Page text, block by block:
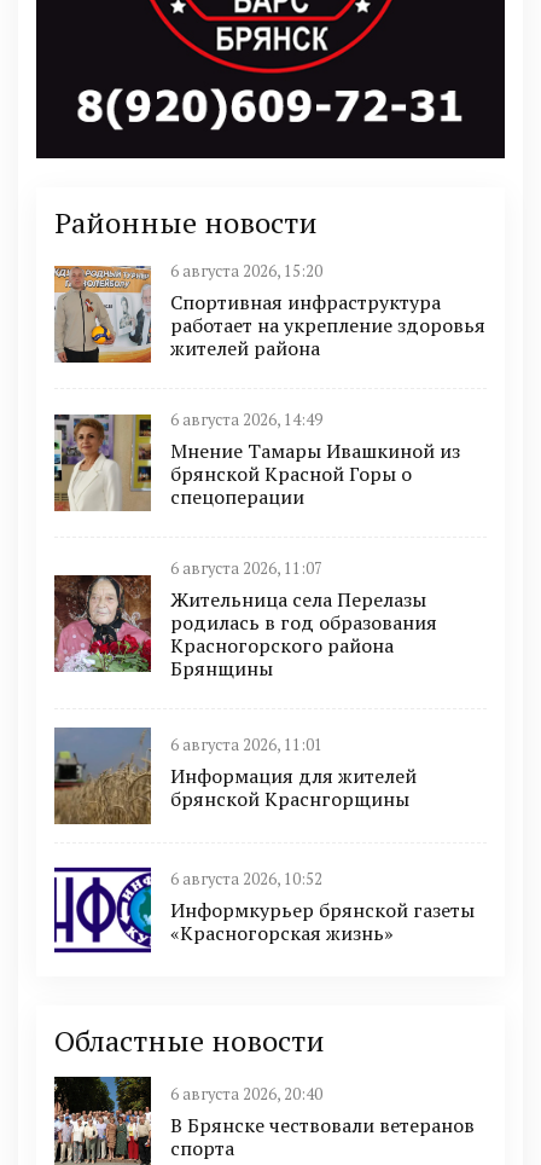
Районные новости
6 августа 2026, 15:20
Спортивная инфраструктура
работает на укрепление здоровья
жителей района
6 августа 2026, 14:49
Мнение Тамары Ивашкиной из
брянской Красной Горы о
спецоперации
6 августа 2026, 11:07
Жительница села Перелазы
родилась в год образования
Красногорского района
Брянщины
6 августа 2026, 11:01
Информация для жителей
брянской Краснгорщины
6 августа 2026, 10:52
Информкурьер брянской газеты
«Красногорская жизнь»
Областные новости
6 августа 2026, 20:40
В Брянске чествовали ветеранов
спорта